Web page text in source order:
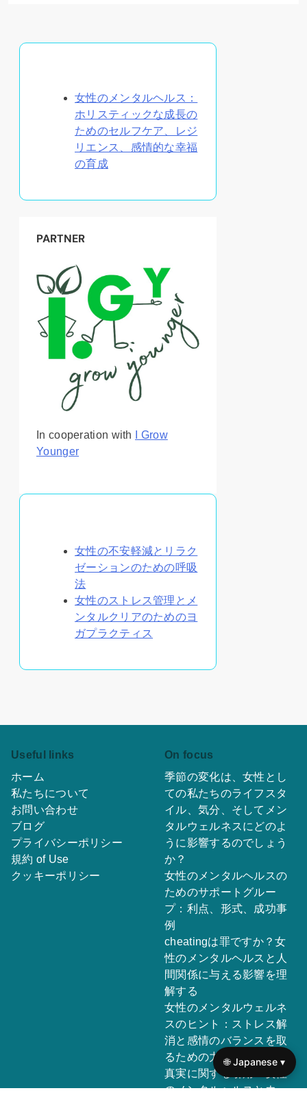
女性のメンタルヘルス：
ホリスティックな成長の
ためのセルフケア、レジ
リエンス、感情的な幸福
の育成
PARTNER
In cooperation with
I Grow
Younger
女性の不安軽減とリラク
ゼーションのための呼吸
法
女性のストレス管理とメ
ンタルクリアのためのヨ
ガプラクティス
Useful links
ホーム
私たちについて
お問い合わせ
ブログ
プライバシーポリシー
規約 of Use
クッキーポリシー
On focus
季節の変化は、女性とし
ての私たちのライフスタ
イル、気分、そしてメン
タルウェルネスにどのよ
うに影響するのでしょう
か？
女性のメンタルヘルスの
ためのサポートグルー
プ：利点、形式、成功事
例
cheatingは罪ですか？女
性のメンタルヘルスと人
間関係に与える影響を理
解する
女性のメンタルウェルネ
スのヒント：ストレス解
消と感情のバランスを取
るための力を与える戦略
真実に関する引用：女性
のメンタルヘルスとウェ
🌐 Japanese ▾